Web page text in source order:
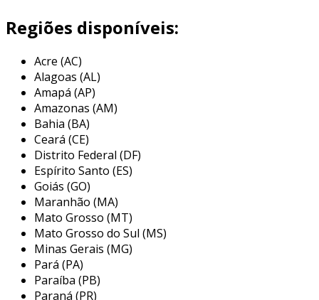
o que são acoplamentos de diversos
módulos?
os acoplamentos de diversos módulos são
dispositivos projetados para conectar e
desconectar rapidamente diferentes partes de
um sistema mecânico. eles permitem a
adaptação de componentes, facilitando a
integração de tecnologia variada em máquinas
e equipamentos.
além disso, esses acoplamentos podem
assumir diversas formas e tamanhos,
dependendo das exigências do sistema. podem
ser rígidos ou flexíveis e ser projetados
especificamente para lidar com vibrações e
Regiões disponíveis:
Acre (AC)
Alagoas (AL)
Amapá (AP)
Amazonas (AM)
Bahia (BA)
Ceará (CE)
Distrito Federal (DF)
Espírito Santo (ES)
Goiás (GO)
Maranhão (MA)
Mato Grosso (MT)
Mato Grosso do Sul (MS)
Minas Gerais (MG)
Pará (PA)
Paraíba (PB)
Paraná (PR)